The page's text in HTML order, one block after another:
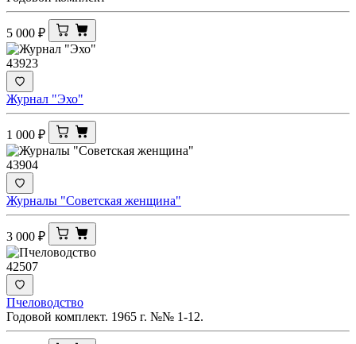
5 000 ₽
43923
Журнал "Эхо"
1 000 ₽
43904
Журналы "Советская женщина"
3 000 ₽
42507
Пчеловодство
Годовой комплект. 1965 г. №№ 1-12.